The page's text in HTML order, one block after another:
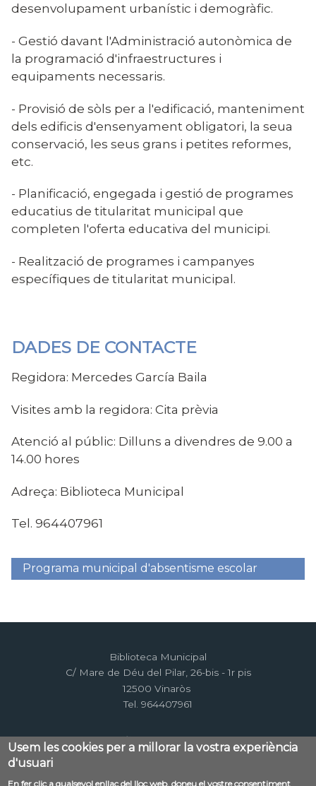
desenvolupament urbanístic i demogràfic.
- Gestió davant l'Administració autonòmica de
la programació d'infraestructures i
equipaments necessaris.
- Provisió de sòls per a l'edificació, manteniment
dels edificis d'ensenyament obligatori, la seua
conservació, les seus grans i petites reformes,
etc.
- Planificació, engegada i gestió de programes
educatius de titularitat municipal que
completen l'oferta educativa del municipi.
- Realització de programes i campanyes
específiques de titularitat municipal.
DADES DE CONTACTE
Regidora: Mercedes García Baila
Visites amb la regidora: Cita prèvia
Atenció al públic: Dilluns a divendres de 9.00 a
14.00 hores
Adreça: Biblioteca Municipal
Tel. 964407961
Menú
Programa municipal d'absentisme escolar
Biblioteca Municipal
C/ Mare de Déu del Pilar, 26-bis - 1r pis
12500 Vinaròs
Tel. 964407961
Usem les cookies per a millorar la vostra experiència
d'usuari
En fer clic a qualsevol enllaç del lloc web, doneu el vostre consentiment